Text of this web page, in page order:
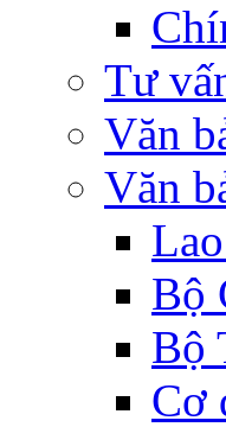
Tư
Văn
Văn
Bộ
Bộ
Cơ